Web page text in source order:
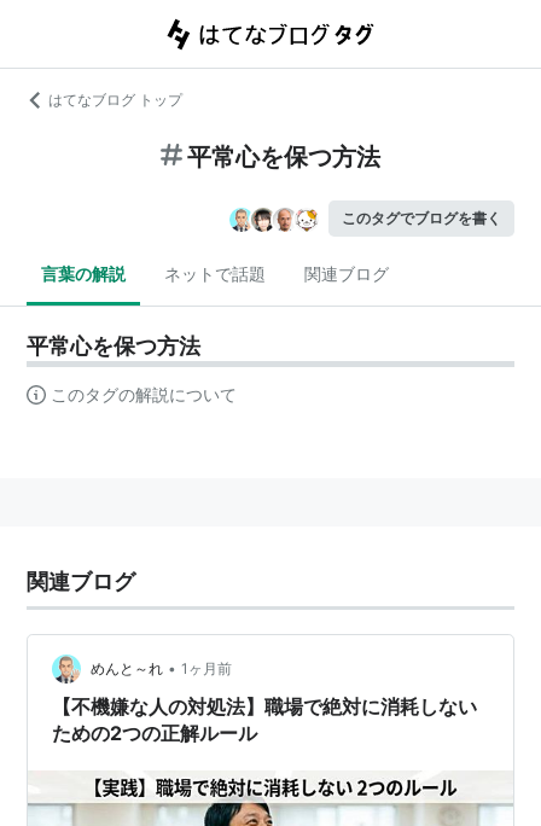
はてなブログ トップ
平常心を保つ方法
このタグでブログを書く
言葉の解説 ネットで話題 関連ブログ
平常心を保つ方法
このタグの解説について
関連ブログ
めんと～れ • 1ヶ月前
【不機嫌な人の対処法】職場で絶対に消耗しない
ための2つの正解ルール